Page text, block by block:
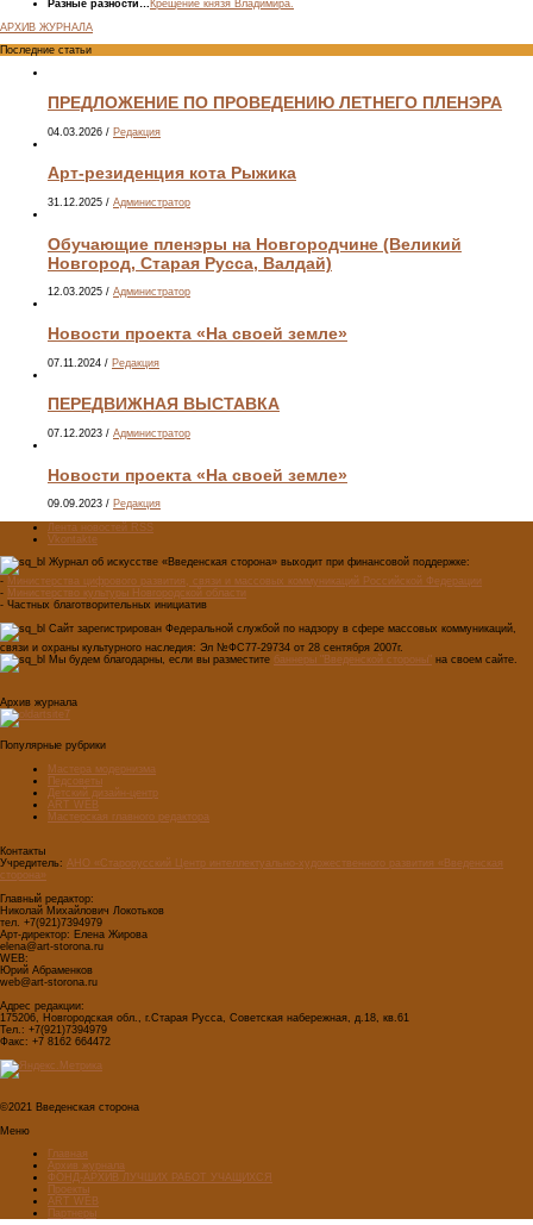
Разные разности… Крещение князя Владимира.
АРХИВ ЖУРНАЛА
Последние статьи
ПРЕДЛОЖЕНИЕ ПО ПРОВЕДЕНИЮ ЛЕТНЕГО ПЛЕНЭРА
04.03.2026 / Редакция
Арт-резиденция кота Рыжика
31.12.2025 / Администратор
Обучающие пленэры на Новгородчине (Великий
Новгород, Старая Русса, Валдай)
12.03.2025 / Администратор
Новости проекта «На своей земле»
07.11.2024 / Редакция
ПЕРЕДВИЖНАЯ ВЫСТАВКА
07.12.2023 / Администратор
Новости проекта «На своей земле»
09.09.2023 / Редакция
Лента новостей RSS
Vkontakte
Журнал об искусстве «Введенская сторона» выходит при финансовой поддержке:
- Министерства цифрового развития, связи и массовых коммуникаций Российской Федерации
- Министерство культуры Новгородской области
- Частных благотворительных инициатив
Сайт зарегистрирован Федеральной службой по надзору в сфере массовых коммуникаций,
связи и охраны культурного наследия: Эл №ФС77-29734 от 28 сентября 2007г.
Мы будем благодарны, если вы разместите баннеры "Введенской стороны" на своем сайте.
Архив журнала
Популярные рубрики
Мастера модернизма
Педсоветы
Детский дизайн-центр
ART WEB
Мастерская главного редактора
Контакты
Учредитель: АНО «Старорусский Центр интеллектуально-художественного развития «Введенская
сторона»
Главный редактор:
Николай Михайлович Локотьков
тел. +7(921)7394979
Арт-директор: Елена Жирова
elena@art-storona.ru
WEB:
Юрий Абраменков
web@art-storona.ru
Адрес редакции:
175206, Новгородская обл., г.Старая Русса, Советская набережная, д.18, кв.61
Тел.: +7(921)7394979
Факс: +7 8162 664472
©2021 Введенская сторона
Меню
Главная
Архив журнала
ФОНД-АРХИВ ЛУЧШИХ РАБОТ УЧАЩИХСЯ
Проекты
ART WEB
Партнеры